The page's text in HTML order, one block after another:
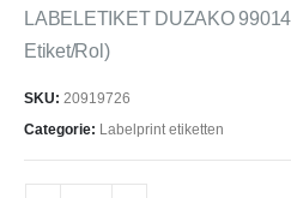
LABELETIKET DUZAKO
Etiket/Rol)
SKU: 20919726
Categorie: Labelprint etiketten